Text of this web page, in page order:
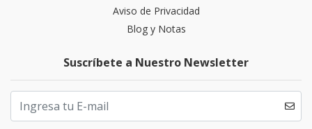
Aviso de Privacidad
Blog y Notas
Suscríbete a Nuestro Newsletter